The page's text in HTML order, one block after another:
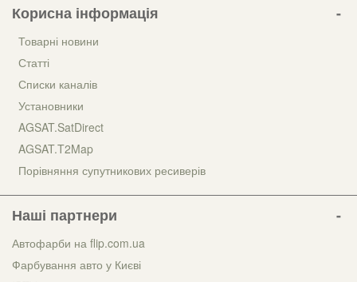
Корисна інформація
Товарні новини
Статті
Списки каналів
Установники
AGSAT.SatDirect
AGSAT.T2Map
Порівняння супутникових ресиверів
Наші партнери
Автофарби на flip.com.ua
Фарбування авто у Києві